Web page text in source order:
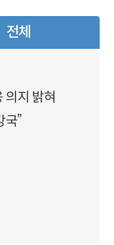
전체
의지 밝혀
국”